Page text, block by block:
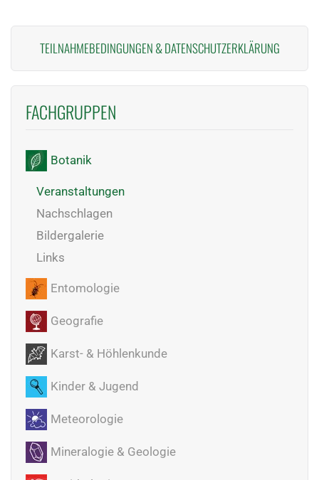
FACHGRUPPEN
Botanik
Veranstaltungen
Nachschlagen
Bildergalerie
Links
Entomologie
Geografie
Karst- & Höhlenkunde
Kinder & Jugend
Meteorologie
Mineralogie & Geologie
TEILNAHMEBEDINGUNGEN &DATENSCHUTZERKLÄRUNG